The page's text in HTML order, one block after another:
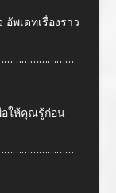
พเดทเรื่องราว
อให้คุณรู้ก่อน